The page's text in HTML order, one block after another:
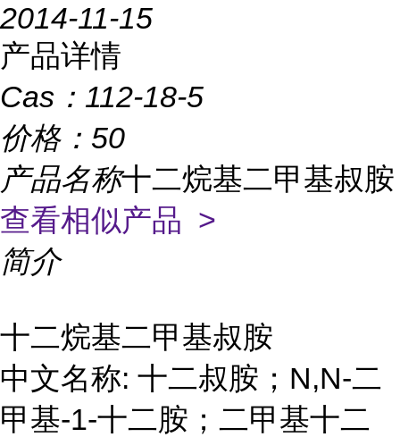
2014-11-15
产品详情
Cas： 112-18-5
价格： 50
产品名称十二烷基二甲基叔胺
查看相似产品 >
简介
十二烷基二甲基叔胺
中文名称: 十二叔胺；N,N-二
甲基-1-十二胺；二甲基十二